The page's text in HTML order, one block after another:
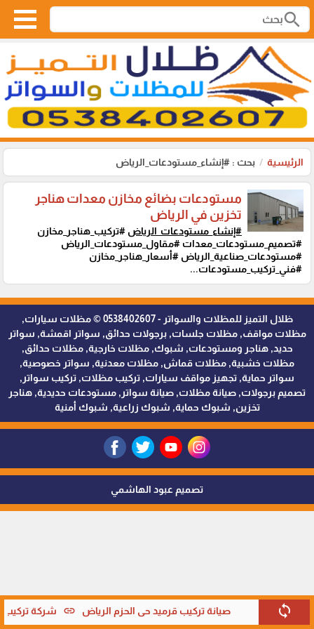
search
الرئيسية بحث : #إنشاء_مستودعات_الرياض
sync صيانة تركيب قرميد حي الحزم الرياض link شركة تركيب
مستودعات بضائع مخازن معدات هناجر
تخزين في الرياض
#إنشاء_مستودعات_الرياض #تركيب_هناجر_مخازن
#تصميم_مستودعات_معدات #مقاول_مستودعات_الرياض
#مستودعات_صناعية_الرياض #أسعار_هناجر_مخازن
#فني_تركيب_مستودعات...
ظلال التميز للمظلات والسواتر - 0538402607 © مظلات سيارات,
مظلات مواقف, مظلات جلسات, برجولات حدائق, سواتر اقمشة, سواتر
حديد, هناجر ومستودعات, شبوك, مظلات خارجية, مظلات حدائق,
مظلات خشبية, مظلات قماش, مظلات معدنية, سواتر خصوصية,
سواتر حماية, تجهيز مواقف سيارات, تركيب مظلات, تركيب سواتر,
تصميم برجولات, صيانة مظلات, صيانة سواتر, مستودعات حديدية, هناجر
تخزين, شبوك حماية, شبوك زراعية, شبوك أمنية
تصميم عبود الهاشمي